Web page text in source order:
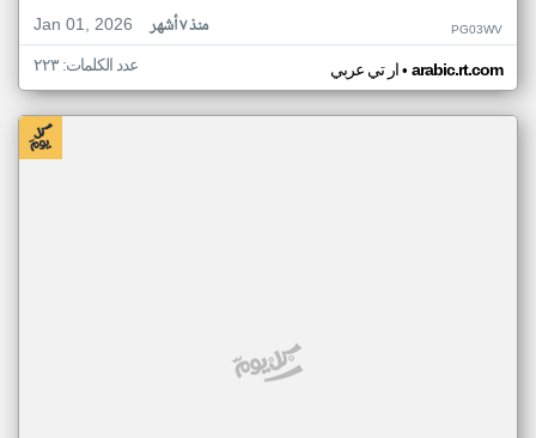
Jan 01, 2026
منذ ٧ أشهر PG03WV
ار تي عربي• arabic.rt.com عدد الكلمات: ٢٢٣